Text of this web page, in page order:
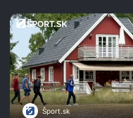
Šport.sk